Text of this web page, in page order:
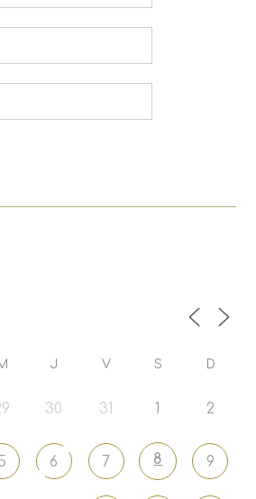
J V S D
30 31 1 2
6 7 8 9